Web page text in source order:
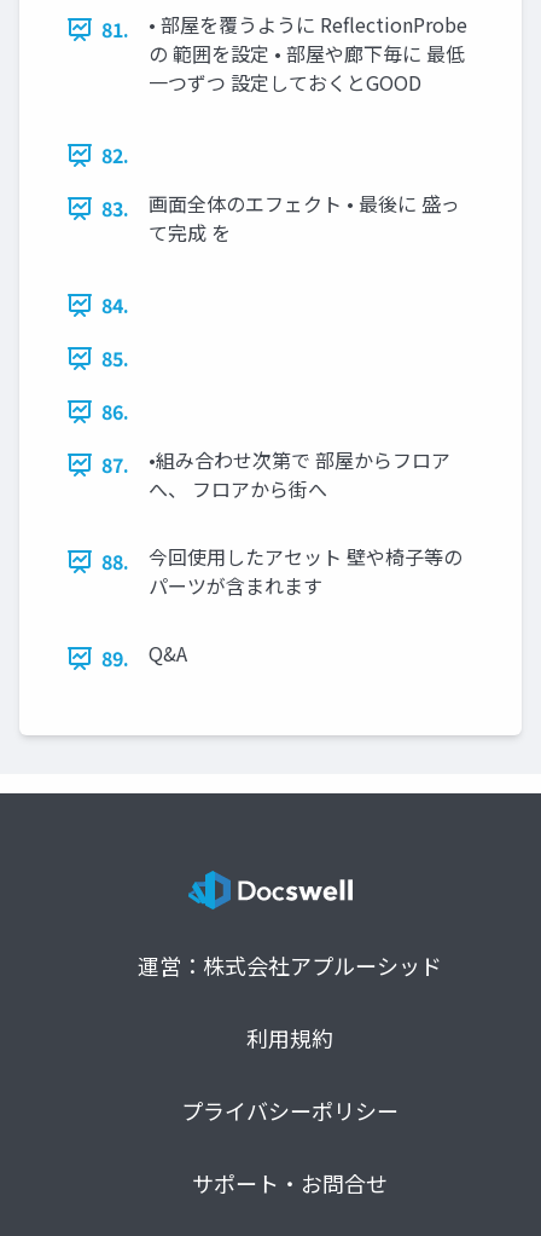
81.
• 部屋を覆うように ReflectionProbe
の 範囲を設定 • 部屋や廊下毎に 最低
⼀つずつ 設定しておくとGOOD
82.
83.
画⾯全体のエフェクト • 最後に 盛っ
て完成 を
84.
85.
86.
87.
•組み合わせ次第で 部屋からフロア
へ、 フロアから街へ
88.
今回使⽤したアセット 壁や椅⼦等の
パーツが含まれます
89. Q&A
運営：株式会社アプルーシッド
利用規約
プライバシーポリシー
サポート・お問合せ